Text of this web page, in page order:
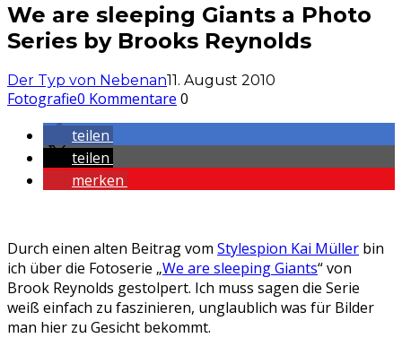
We are sleeping Giants a Photo
Series by Brooks Reynolds
Der Typ von Nebenan11. August 2010
Fotografie0 Kommentare 0
teilen
teilen
merken
Durch einen alten Beitrag vom Stylespion Kai Müller bin
ich über die Fotoserie „We are sleeping Giants“ von
Brook Reynolds gestolpert. Ich muss sagen die Serie
weiß einfach zu faszinieren, unglaublich was für Bilder
man hier zu Gesicht bekommt.